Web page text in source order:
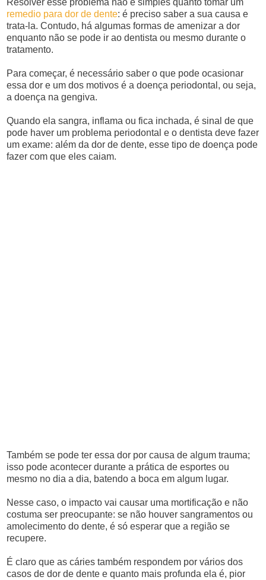
Resolver esse problema não é simples quanto tomar um
remedio para dor de dente: é preciso saber a sua causa e
trata-la. Contudo, há algumas formas de amenizar a dor
enquanto não se pode ir ao dentista ou mesmo durante o
tratamento.
Para começar, é necessário saber o que pode ocasionar
essa dor e um dos motivos é a doença periodontal, ou seja,
a doença na gengiva.
Quando ela sangra, inflama ou fica inchada, é sinal de que
pode haver um problema periodontal e o dentista deve fazer
um exame: além da dor de dente, esse tipo de doença pode
fazer com que eles caiam.
Também se pode ter essa dor por causa de algum trauma;
isso pode acontecer durante a prática de esportes ou
mesmo no dia a dia, batendo a boca em algum lugar.
Nesse caso, o impacto vai causar uma mortificação e não
costuma ser preocupante: se não houver sangramentos ou
amolecimento do dente, é só esperar que a região se
recupere.
É claro que as cáries também respondem por vários dos
casos de dor de dente e quanto mais profunda ela é, pior